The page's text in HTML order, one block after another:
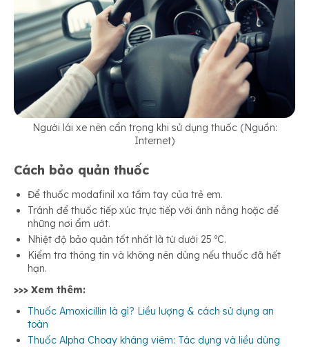
Người lái xe nên cẩn trọng khi sử dụng thuốc (Nguồn:
Internet)
Cách bảo quản thuốc
Để thuốc modafinil xa tầm tay của trẻ em.
Tránh để thuốc tiếp xúc trực tiếp với ánh nắng hoặc để
những nơi ẩm ướt.
Nhiệt độ bảo quản tốt nhất là từ dưới 25 ºC.
Kiểm tra thông tin và không nên dùng nếu thuốc đã hết
hạn.
>>> Xem thêm:
Thuốc Amoxicillin là gì? Liều lượng & cách sử dụng an
toàn
Thuốc Alpha Choay kháng viêm: Tác dụng và liều dùng